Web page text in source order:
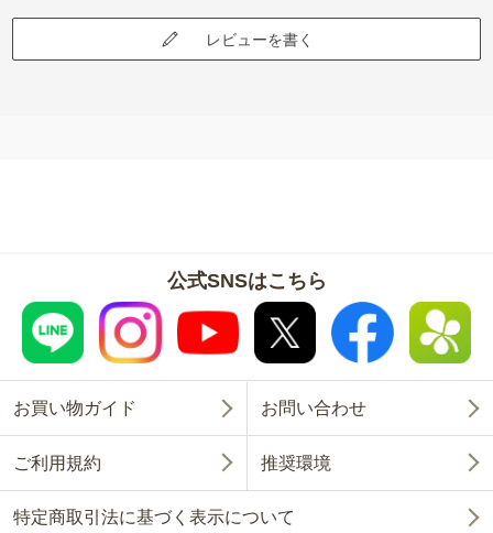
レビューを書く
公式SNSはこちら
お買い物ガイド お問い合わせ
ご利用規約 推奨環境
特定商取引法に基づく表示について